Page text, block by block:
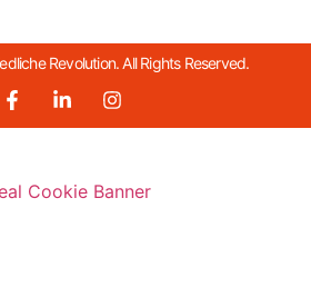
Revolution. All Rights Reserved.
Cookie Banner